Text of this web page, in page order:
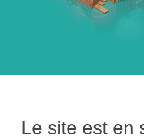
Le site est